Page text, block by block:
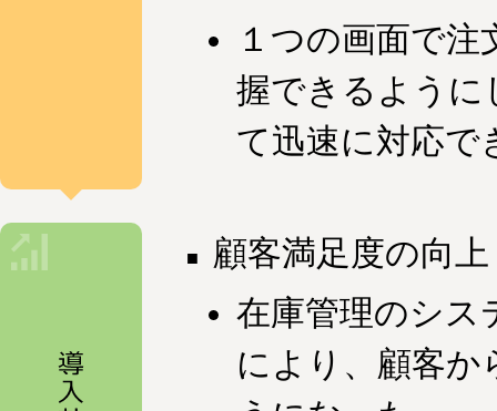
１つの画面で
握できるように
て迅速に対応で
顧客満足度の向上
在庫管理のシス
により、顧客か